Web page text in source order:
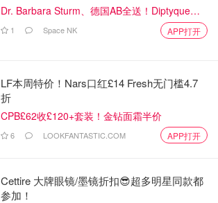
Dr. Barbara Sturm、德国AB全送！Diptyque
50ml香水一律£81
1 Space NK APP打开
LF本周特价！Nars口红£14 Fresh无门槛4.7
折
CPB£62收£120+套装！金钻面霜半价
6 LOOKFANTASTIC.COM APP打开
Cettire 大牌眼镜/墨镜折扣😎超多明星同款都
参加！